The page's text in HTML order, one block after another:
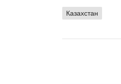
Казахстан